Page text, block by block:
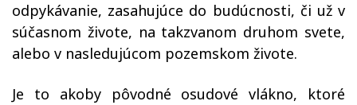
odpykávanie, zasahujúce do budúcnosti, či už v
súčasnom živote, na takzvanom druhom svete,
alebo v nasledujúcom pozemskom živote.
Je to akoby pôvodné osudové vlákno, ktoré